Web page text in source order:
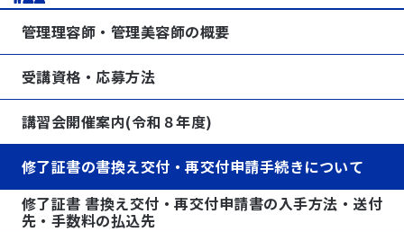
管理理容師・管理美容師の概要
受講資格・応募方法
講習会開催案内(令和８年度)
修了証書の書換え交付・再交付申請手続きについて
修了証書 書換え交付・再交付申請書の入手方法・送付
先・手数料の払込先